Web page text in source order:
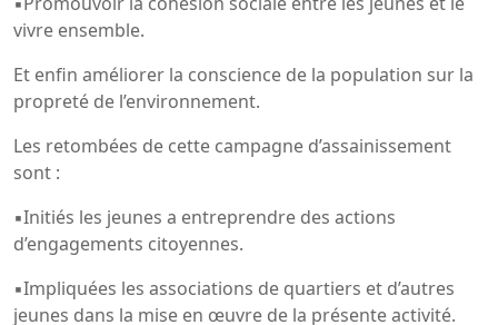
vivre ensemble.
Et enfin améliorer la conscience de la population sur la
propreté de l’environnement.
Les retombées de cette campagne d’assainissement
sont :
▪Initiés les jeunes a entreprendre des actions
d’engagements citoyennes.
▪Impliquées les associations de quartiers et d’autres
jeunes dans la mise en œuvre de la présente activité.